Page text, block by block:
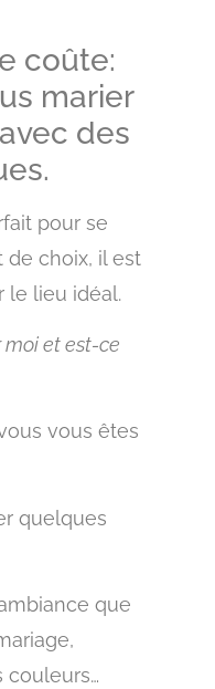
coûte:
marier
des
pour se
de choix, il est
le lieu idéal.
et est-ce
vous êtes
quelques
que
couleurs…